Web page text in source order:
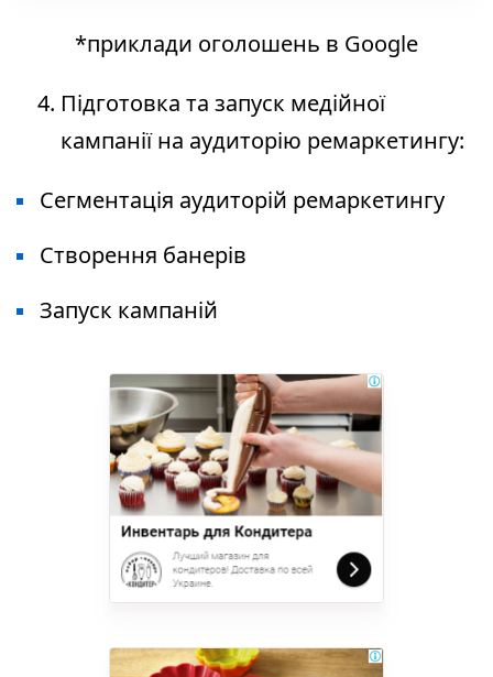
*приклади оголошень в Google
Підготовка та запуск медійної
кампанії на аудиторію ремаркетингу:
Сегментація аудиторій ремаркетингу
Створення банерів
Запуск кампаній